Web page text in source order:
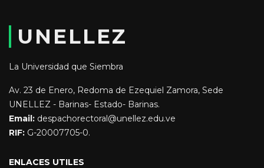
Educación y Formación:
Licenciado en Administración mención Recursos Materiales y
Financieros
UNELLEZ
La Universidad que Siembra
Av. 23 de Enero, Redoma de Ezequiel Zamora, Sede
UNELLEZ - Barinas- Estado- Barinas.
Email: despachorectoral@unellez.edu.ve
RIF: G-20007705-0.
ENLACES UTILES